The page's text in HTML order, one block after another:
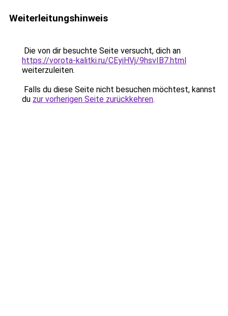
Weiterleitungshinweis
Die von dir besuchte Seite versucht, dich an
https://vorota-kalitki.ru/CEyiHVj/9hsvIB7.html
weiterzuleiten.
Falls du diese Seite nicht besuchen möchtest, kannst
du zur vorherigen Seite zurückkehren.